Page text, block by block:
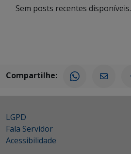
Sem posts recentes disponíveis.
Compartilhe:
LGPD
Fala Servidor
Acessibilidade